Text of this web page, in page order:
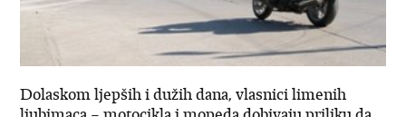
Dolaskom ljepših i dužih dana, vlasnici limenih